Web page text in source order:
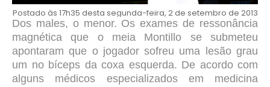
Postado às 17h35 desta segunda-feira, 2 de setembro de 2013
Dos males, o menor. Os exames de ressonância
magnética que o meia Montillo se submeteu
apontaram que o jogador sofreu uma lesão grau
um no bíceps da coxa esquerda. De acordo com
alguns médicos especializados em medicina